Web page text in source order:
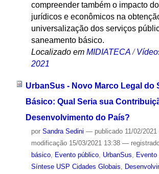
compreender também o impacto
jurídicos e econômicos na
universalização dos serviços
saneamento básico.
Localizado em MIDIATECA /
2021
UrbanSus - Novo Marco Legal do
Básico: Qual Seria sua
Desenvolvimento do País?
por Sandra Sedini — publicado11/02/2021
modificação15/03/2021 13:38 —
básico, Evento público, UrbanSus, Evento
Síntese USP Cidades Globais,